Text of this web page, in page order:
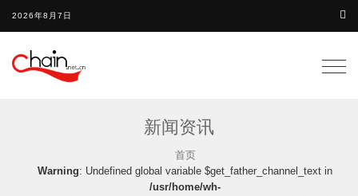
2026年8月7日
新闻资讯
首页
Warning: Undefined global variable $get_father_channel_text in
/usr/home/wh-